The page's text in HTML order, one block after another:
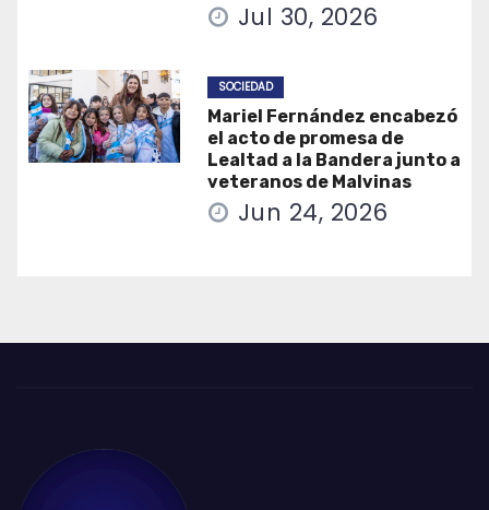
Jul 30, 2026
SOCIEDAD
Mariel Fernández encabezó
el acto de promesa de
Lealtad a la Bandera junto a
veteranos de Malvinas
Jun 24, 2026